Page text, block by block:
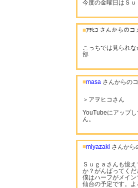
今度の金曜日はＳ
■ｱｦﾋｺ さんからのコ
こっちでは見られ
部
■masa さんからの
＞アヲヒコさん
YouTubeにアップ
ん。
■miyazaki さんから
Ｓｕｇａさんも憶
か？がんばってくだ
僕はハーフがメイ
仙台の予定です。